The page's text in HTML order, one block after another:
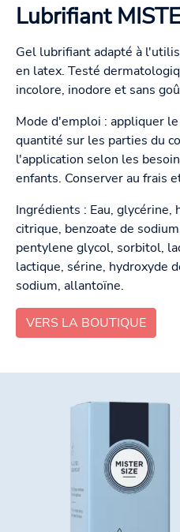
Lubrifiant
Gel lubrifiant adapté à
en latex. Testé
incolore, inodore et sans
Mode d'emploi : appliquer
quantité sur les parties du
l'application selon les
enfants. Conserver au frais
Ingrédients : Eau,
citrique, benzoate de
pentylene glycol, sorbitol,
lactique, sérine, hydroxyde
sodium, allantoïne.
VERS LA BOUTIQUE